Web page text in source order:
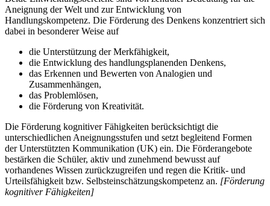
Aneignung der Welt und zur Entwicklung von
Handlungskompetenz. Die Förderung des Denkens konzentriert sich
dabei in besonderer Weise auf
die Unterstützung der Merkfähigkeit,
die Entwicklung des handlungsplanenden Denkens,
das Erkennen und Bewerten von Analogien und
Zusammenhängen,
das Problemlösen,
die Förderung von Kreativität.
Die Förderung kognitiver Fähigkeiten berücksichtigt die
unterschiedlichen Aneignungsstufen und setzt begleitend Formen
der Unterstützten Kommunikation (UK) ein. Die Förderangebote
bestärken die Schüler, aktiv und zunehmend bewusst auf
vorhandenes Wissen zurückzugreifen und regen die Kritik- und
Urteilsfähigkeit bzw. Selbsteinschätzungskompetenz an. [Förderung
kognitiver Fähigkeiten]